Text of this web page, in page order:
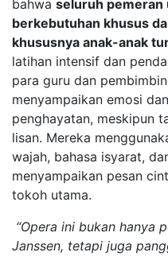
bahwa seluruh pemeran
berkebutuhan khusus
khususnya anak-anak
latihan intensif dan
para guru dan
menyampaikan emosi
penghayatan, meskipun
lisan. Mereka
wajah, bahasa isyarat,
menyampaikan pesan
tokoh utama.
“Opera ini bukan hanya
Janssen, tetapi juga